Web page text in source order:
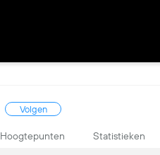
Volgen
Hoogtepunten Statistieken